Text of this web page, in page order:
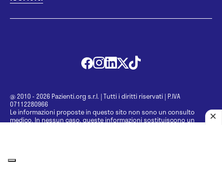
@ 2010 - 2026 Pazienti.org s.r.l. | Tutti i diritti riservati | P.IVA
07112280966
Le informazioni proposte in questo sito non sono un consulto
medico. In nessun caso, queste informazioni sostituiscono un
prima consultare un medico di medicina generale o uno specialista.